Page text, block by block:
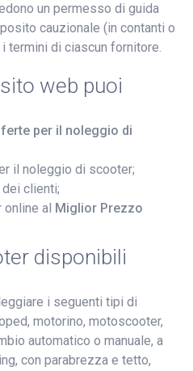
un permesso di guida
cauzionale (in contanti o
termini di ciascun fornitore.
web puoi
per il noleggio di
il noleggio di scooter;
clienti;
online al Miglior Prezzo
disponibili
i seguenti tipi di
motorino, motoscooter,
automatico o manuale, a
con parabrezza e tetto,